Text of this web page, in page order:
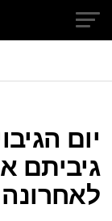
יום
גיביתם
לאחרונה